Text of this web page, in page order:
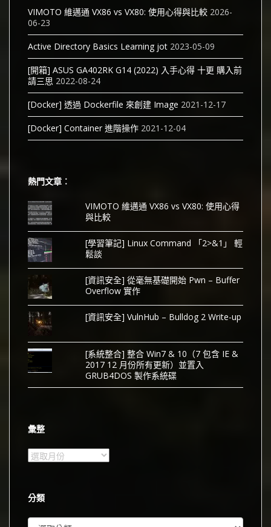
VIMOTO 維邁通 VX86 vs VX80: 使用心得與比較 2026-
06-23
Active Directory Basics Learning jot 2023-05-09
[開箱] ASUS GA402RK G14 (2022) 入手心得 十更 購入前
請三思 2022-08-24
[Docker] 透過 Dockerfile 來創建 Image 2021-12-17
[Docker] Container 進階操作 2021-12-04
熱門文章︰
VIMOTO 維邁通 VX86 vs VX80: 使用心得
與比較
[學習筆記] Linux Command 「2>&1」 輕
鬆談
[資訊安全] 從毫無基礎開始 Pwn – Buffer
Overflow 實作
[資訊安全] VulnHub – Bulldog 2 Write-up
[系統整合] 整合 Win7 & 10（7 包含 IE &
2017 12 月份所有更新）並置入
GRUB4DOS 製作系統碟
彙整
彙
分類